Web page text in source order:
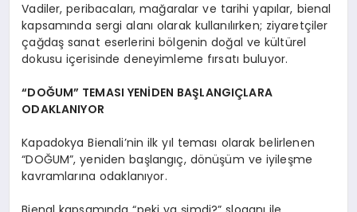
Vadiler, peribacaları, mağaralar ve tarihi yapılar, bienal
kapsamında sergi alanı olarak kullanılırken; ziyaretçiler
çağdaş sanat eserlerini bölgenin doğal ve kültürel
dokusu içerisinde deneyimleme fırsatı buluyor.
“DOĞUM” TEMASI YENİDEN BAŞLANGIÇLARA
ODAKLANIYOR
Kapadokya Bienali’nin ilk yıl teması olarak belirlenen
“DOĞUM”, yeniden başlangıç, dönüşüm ve iyileşme
kavramlarına odaklanıyor.